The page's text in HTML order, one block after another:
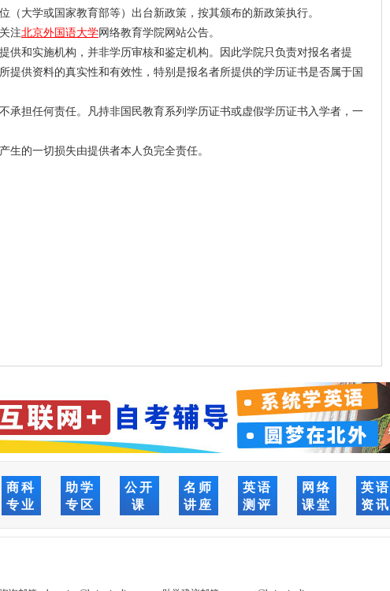
（大学或国家教育部等）出台新政策，按其颁布的新政策执行。
注北京外国语大学网络教育学院网站公告。
供和实施机构，并非学历审核和鉴定机构。因此学院只负责对报名者提
提供资料的真实性和有效性，特别是报名者所提供的学历证书是否属于国
承担任何责任。凡持非国民教育系列学历证书或虚假学历证书入学者，一
生的一切损失由提供者本人负完全责任。
商科
专业
助学
专区
公开
课
名师
讲座
英语
测评
网络
课堂
英语
资讯